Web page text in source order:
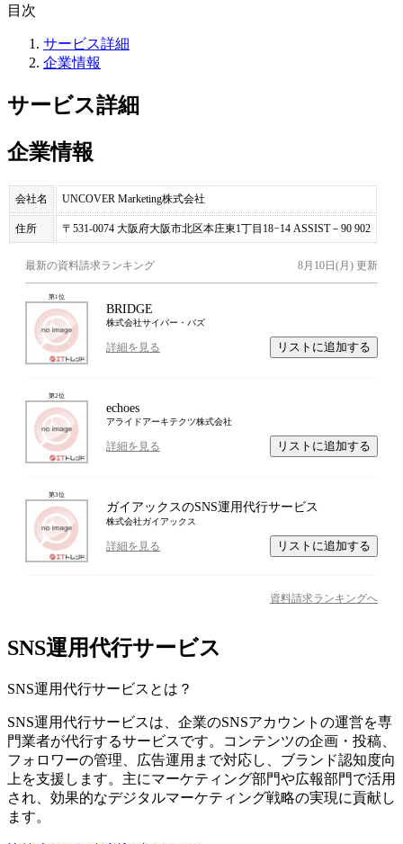
目次
サービス詳細
企業情報
サービス詳細
企業情報
会社名 UNCOVER Marketing株式会社
住所 〒531-0074 大阪府大阪市北区本庄東1丁目18−14 ASSIST－90 902
最新の資料請求ランキング 8月10日(月) 更新
第1位
BRIDGE
株式会社サイバー・バズ
詳細を見る リストに追加する
第2位
echoes
アライドアーキテクツ株式会社
詳細を見る リストに追加する
第3位
ガイアックスのSNS運用代行サービス
株式会社ガイアックス
詳細を見る リストに追加する
資料請求ランキングへ
SNS運用代行サービス
SNS運用代行サービス とは？
SNS運用代行サービスは、企業のSNSアカウントの運営を専
門業者が代行するサービスです。コンテンツの企画・投稿、
フォロワーの管理、広告運用まで対応し、ブランド認知度向
上を支援します。主にマーケティング部門や広報部門で活用
され、効果的なデジタルマーケティング戦略の実現に貢献し
ます。